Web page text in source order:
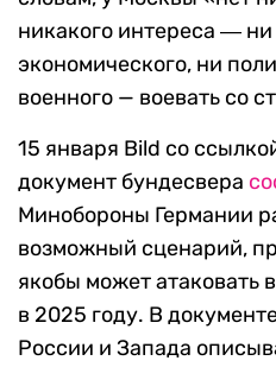
никакого интереса ― ни
экономического, ни
военного — воевать со
15 января Bild со
документ бундесвера
Минобороны Германии
возможный сценарий,
якобы может атаковать
в 2025 году. В
России и Запада